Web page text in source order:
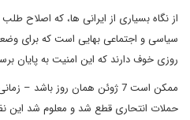
از نگاه بسیاری از ایرانی ها، که اصلاح
سیاسی و اجتماعی بهایی است که برای
روزی خوف دارند که این امنیت به پایان
ممکن است 7 ژوئن همان روز باشد
حملات انتحاری قطع شد و معلوم شد این